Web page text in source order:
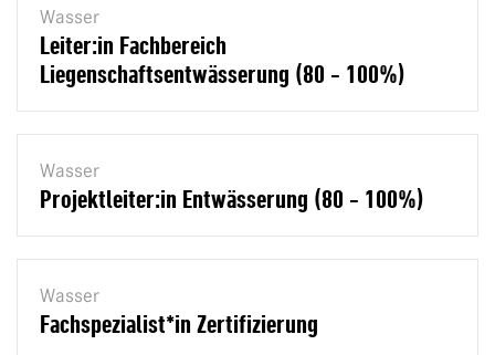
Wasser
Leiter:in Fachbereich
Liegenschaftsentwässerung (80 - 100%)
Wasser
Projektleiter:in Entwässerung (80 - 100%)
Wasser
Fachspezialist*in Zertifizierung